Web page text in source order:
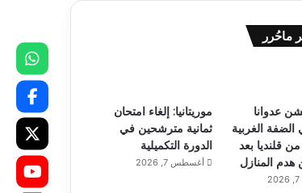
ماحُرر
عدوانا
الغربية
قلنديا بعد
المنازل
موريتانيا: إلغاء امتحان
ثمانية مترشحين في
الدورة التكميلية
أغسطس 7, 2026